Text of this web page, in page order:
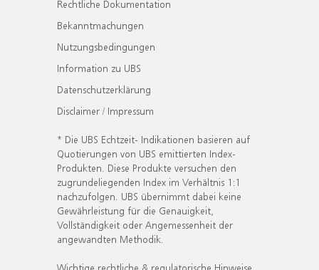
Rechtliche Dokumentation
Bekanntmachungen
Nutzungsbedingungen
Information zu UBS
Datenschutzerklärung
Disclaimer / Impressum
* Die UBS Echtzeit- Indikationen basieren auf
Quotierungen von UBS emittierten Index-
Produkten. Diese Produkte versuchen den
zugrundeliegenden Index im Verhältnis 1:1
nachzufolgen. UBS übernimmt dabei keine
Gewährleistung für die Genauigkeit,
Vollständigkeit oder Angemessenheit der
angewandten Methodik.